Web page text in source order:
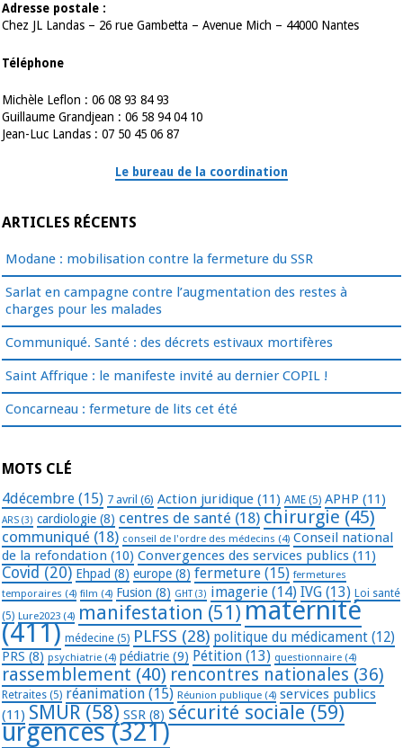
Adresse postale :
Chez JL Landas – 26 rue Gambetta – Avenue Mich – 44000 Nantes
Téléphone
Michèle Leflon : 06 08 93 84 93
Guillaume Grandjean : 06 58 94 04 10
Jean-Luc Landas : 07 50 45 06 87
Le bureau de la coordination
ARTICLES RÉCENTS
Modane : mobilisation contre la fermeture du SSR
Sarlat en campagne contre l’augmentation des restes à
charges pour les malades
Communiqué. Santé : des décrets estivaux mortifères
Saint Affrique : le manifeste invité au dernier COPIL !
Concarneau : fermeture de lits cet été
MOTS CLÉ
4décembre (15) 7 avril (6) Action juridique (11) AME (5) APHP (11)
ARS (3) cardiologie (8) centres de santé (18) chirurgie (45)
communiqué (18) conseil de l'ordre des médecins (4) Conseil national
de la refondation (10) Convergences des services publics (11)
Covid (20) Ehpad (8) europe (8) fermeture (15) fermetures
temporaires (4) film (4) Fusion (8) GHT(3) imagerie (14) IVG (13) Loi santé
(5) Lure2023 (4) manifestation (51) maternité
(411) médecine (5) PLFSS (28) politique du médicament (12)
PRS (8) psychiatrie (4) pédiatrie (9) Pétition (13) questionnaire (4)
rassemblement (40) rencontres nationales (36)
Retraites (5) réanimation (15) Réunion publique (4) services publics
(11) SMUR (58) SSR (8) sécurité sociale (59)
urgences(321)